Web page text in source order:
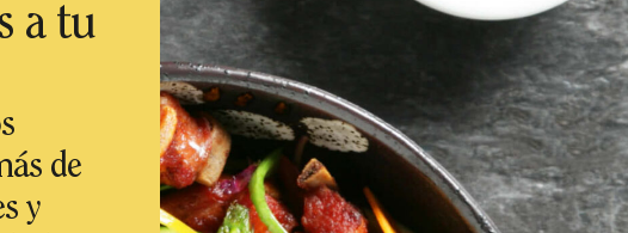
a tu
de
y